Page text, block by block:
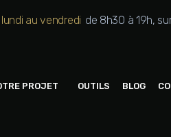
au vendredi de 8h30 à 19h,
PROJET OUTILS BLOG